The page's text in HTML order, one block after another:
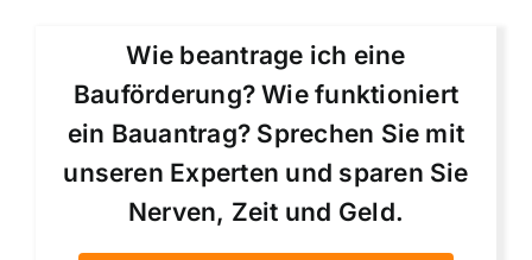
Wie beantrage ich eine
Bauförderung? Wie funktioniert
ein Bauantrag? Sprechen Sie mit
unseren Experten und sparen Sie
Nerven, Zeit und Geld.